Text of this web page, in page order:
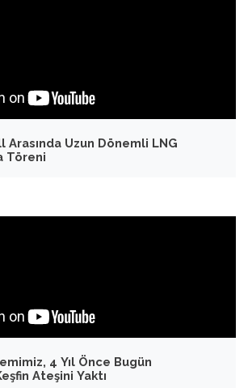
Arasında Uzun Dönemli LNG
Töreni
4 Yıl Önce Bugün
Ateşini Yaktı